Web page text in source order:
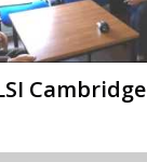
Cambridge